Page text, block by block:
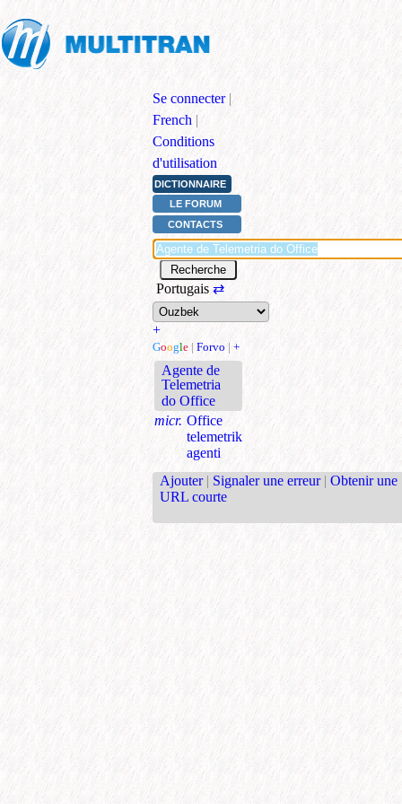
Se connecter |
French |
Conditions
d'utilisation
DICTIONNAIRE
LE FORUM
CONTACTS
Portugais ⇄
+
Google | Forvo | +
Agente de
Telemetria
do Office
micr. Office
telemetrik
agenti
Ajouter | Signaler une erreur | Obtenir une
URL courte